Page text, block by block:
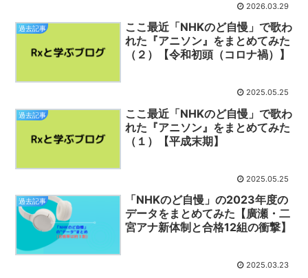
2026.03.29
過去記事
ここ最近「NHKのど自慢」で歌わ
れた『アニソン』をまとめてみた
（２）【令和初頭（コロナ禍）】
2025.05.25
過去記事
ここ最近「NHKのど自慢」で歌わ
れた『アニソン』をまとめてみた
（１）【平成末期】
2025.05.25
過去記事
「NHKのど自慢」の2023年度の
データをまとめてみた【廣瀬・二
宮アナ新体制と合格12組の衝撃】
2025.03.23